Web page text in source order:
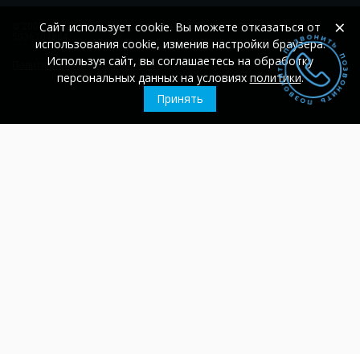
© 2007 – 2026 ООО «Гласс Проект» ОГРН 1105074002560; ИНН
Политика конфиденциальности
Сайт использует cookie. Вы можете отказаться от
использования cookie, изменив настройки браузера.
Используя сайт, вы соглашаетесь на обработку
персональных данных на условиях политики.
Принять
×